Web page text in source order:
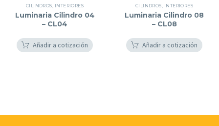
CILINDROS INTERIORES
Luminaria Cilindro 04
– CL04
Añadir a cotización
CILINDROS INTERIORES
Luminaria Cilindro 08
– CL08
Añadir a cotización